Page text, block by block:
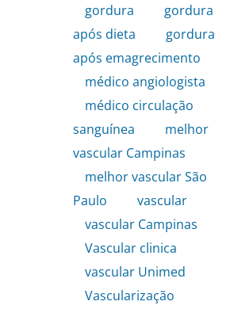
gordura
gordura
após dieta
gordura
após emagrecimento
médico angiologista
médico circulação
sanguínea
melhor
vascular Campinas
melhor vascular São
Paulo
vascular
vascular Campinas
Vascular clinica
vascular Unimed
Vascularização